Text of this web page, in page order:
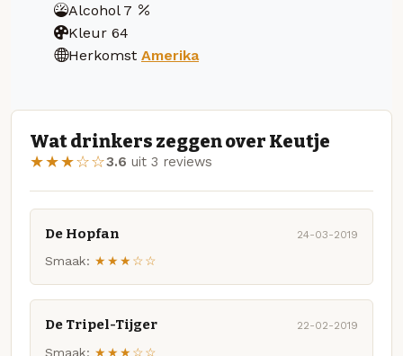
Alcohol 7
Kleur 64
Herkomst Amerika
Wat drinkers zeggen over Keutje
★★★☆☆3.6 uit 3 reviews
De Hopfan 24-03-2019
Smaak: ★★★☆☆
De Tripel-Tijger 22-02-2019
Smaak: ★★★☆☆